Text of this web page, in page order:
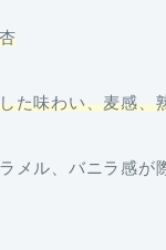
た味わい、麦感、
メル、バニラ感が